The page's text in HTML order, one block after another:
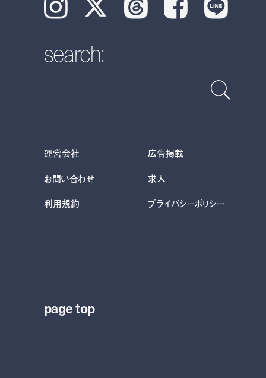
Instagram 𝕏 Threads Facebook LINE
search:
運営会社
広告掲載
お問い合わせ
求人
利用規約 プライバシーポリシー
page top